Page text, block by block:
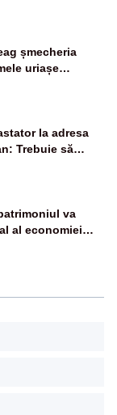
devia apa
șmecheria
uriașe
la adresa
Trebuie să
șținem omaneii
va
al economiei